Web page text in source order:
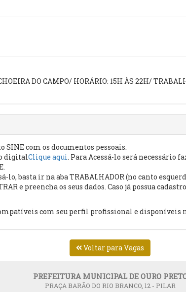
DO CAMPO/ HORÁRIO: 15H ÀS 22H/
com os documentos pessoais.
digitalClique aqui. Para Acessá-lo será necessário
lo, basta ir na aba TRABALHADOR (no canto
e preencha os seus dados. Caso já possua
com seu perfil profissional e disponíveis
Voltar para Vagas
PREFEITURA MUNICIPAL DE OURO
PRAÇA BARÃO DO RIO BRANCO, 12 - PILAR